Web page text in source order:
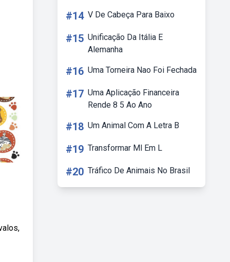
#14 V De Cabeça Para Baixo
#15 Unificação Da Itália E
Alemanha
#16 Uma Torneira Nao Foi Fechada
#17 Uma Aplicação Financeira
Rende 8 5 Ao Ano
#18 Um Animal Com A Letra B
#19 Transformar Ml Em L
#20 Tráfico De Animais No Brasil